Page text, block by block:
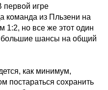
первой игре
команда из Пльзени на
1:2, но все же этот один
большие шансы на общий
как минимум,
постараться сохранить